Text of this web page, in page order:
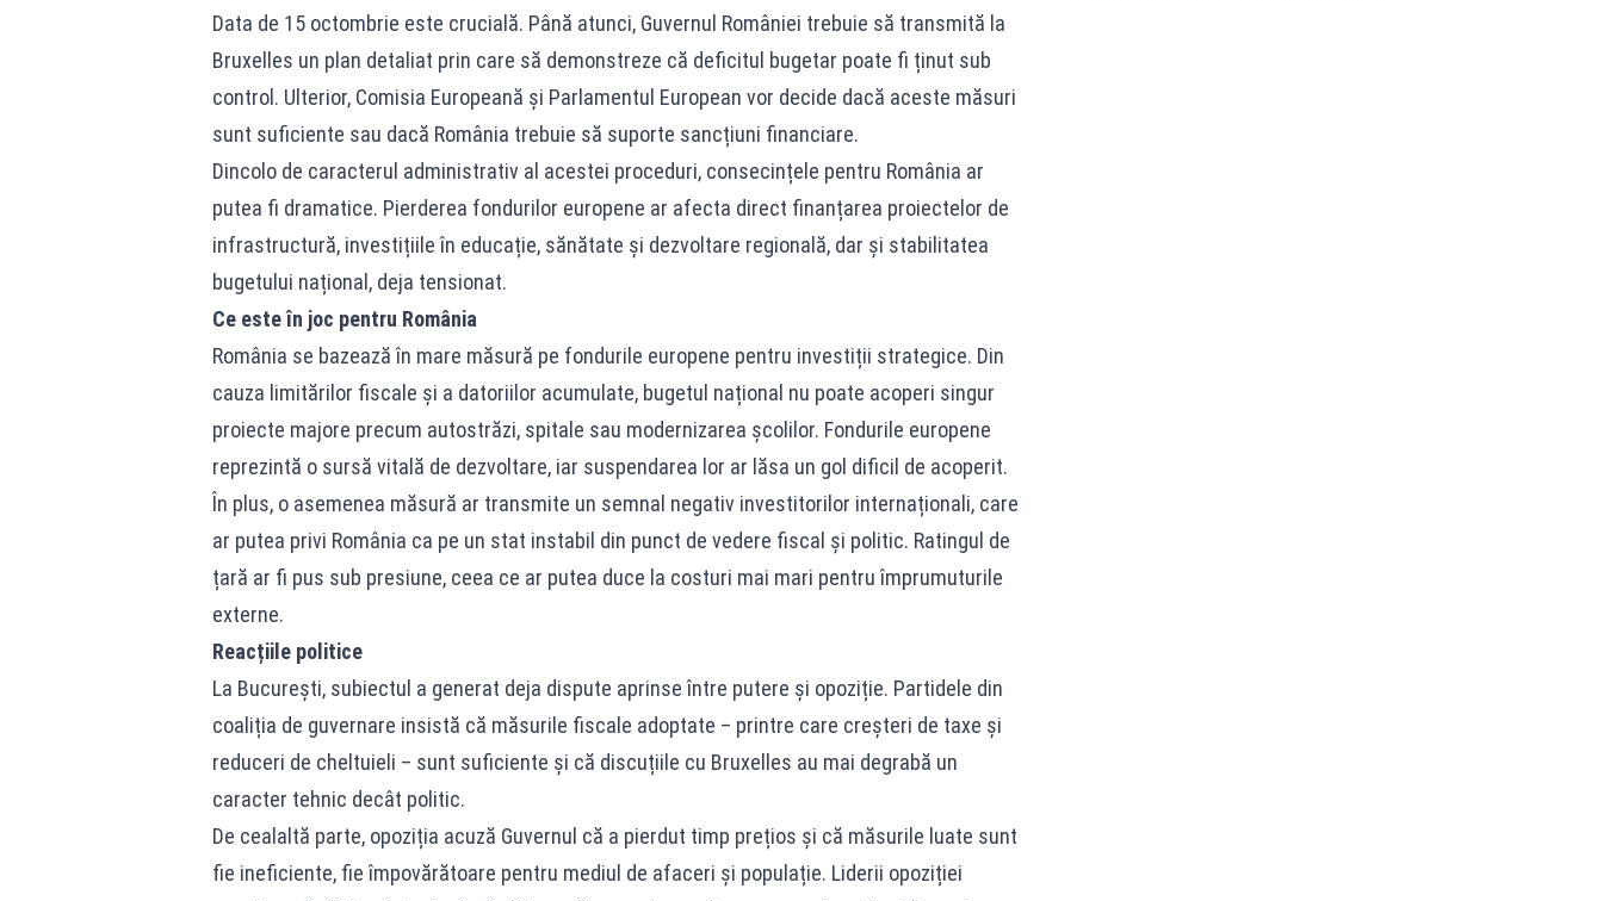
Data de 15 octombrie este crucială. Până atunci, Guvernul României trebuie să transmită la
Bruxelles un plan detaliat prin care să demonstreze că deficitul bugetar poate fi ținut sub
control. Ulterior, Comisia Europeană și Parlamentul European vor decide dacă aceste măsuri
sunt suficiente sau dacă România trebuie să suporte sancțiuni financiare.
Dincolo de caracterul administrativ al acestei proceduri, consecințele pentru România ar
putea fi dramatice. Pierderea fondurilor europene ar afecta direct finanțarea proiectelor de
infrastructură, investițiile în educație, sănătate și dezvoltare regională, dar și stabilitatea
bugetului național, deja tensionat.
Ce este în joc pentru România
România se bazează în mare măsură pe fondurile europene pentru investiții strategice. Din
cauza limitărilor fiscale și a datoriilor acumulate, bugetul național nu poate acoperi singur
proiecte majore precum autostrăzi, spitale sau modernizarea școlilor. Fondurile europene
reprezintă o sursă vitală de dezvoltare, iar suspendarea lor ar lăsa un gol dificil de acoperit.
În plus, o asemenea măsură ar transmite un semnal negativ investitorilor internaționali, care
ar putea privi România ca pe un stat instabil din punct de vedere fiscal și politic. Ratingul de
țară ar fi pus sub presiune, ceea ce ar putea duce la costuri mai mari pentru împrumuturile
externe.
Reacțiile politice
La București, subiectul a generat deja dispute aprinse între putere și opoziție. Partidele din
coaliția de guvernare insistă că măsurile fiscale adoptate – printre care creșteri de taxe și
reduceri de cheltuieli – sunt suficiente și că discuțiile cu Bruxelles au mai degrabă un
caracter tehnic decât politic.
De cealaltă parte, opoziția acuză Guvernul că a pierdut timp prețios și că măsurile luate sunt
fie ineficiente, fie împovărătoare pentru mediul de afaceri și populație. Liderii opoziției